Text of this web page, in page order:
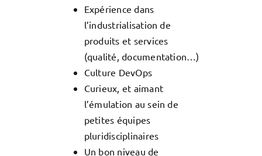
Expérience dans
l’industrialisation de
produits et services
(qualité, documentation…)
Culture DevOps
Curieux, et aimant
l’émulation au sein de
petites équipes
pluridisciplinaires
Un bon niveau de